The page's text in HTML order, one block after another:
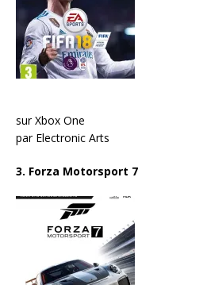
sur Xbox One
par Electronic Arts
3. Forza Motorsport 7